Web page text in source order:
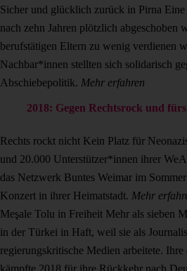
Sicher und glücklich zurück in Pirna
nach zehn Jahren plötzlich abgeschoben
berufstätigen Eltern zu wenig verdienen
Nachbar*innen stellten sich solidarisch
Abschiebepolitik. Mehr erfahren
2018: Gegen Rechtsrock und
Rechts rockt nicht Kein Platz für
und 20.000 Unterstützer*innen ihrer
das Netzwerk Buntes Weimar im
Konzert in ihrer Heimatstadt. Mehr
Meşale Tolu in Freiheit Mehr als sieben
in der Türkei in Haft, weil sie als
regierungskritische Medien arbeitete.
kämpfte 2018 für ihre Rückkehr nach